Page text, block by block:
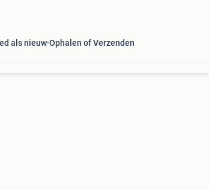
als nieuw Ophalen of Verzenden